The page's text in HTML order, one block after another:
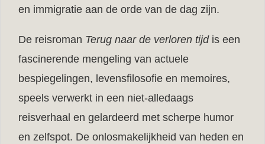
en immigratie aan de orde van de dag zijn.
De reisroman Terug naar de verloren tijdis een
fascinerende mengeling van actuele
bespiegelingen, levensfilosofie en memoires,
speels verwerkt in een niet-alledaags
reisverhaal en gelardeerd met scherpe humor
en zelfspot. De onlosmakelijkheid van heden en